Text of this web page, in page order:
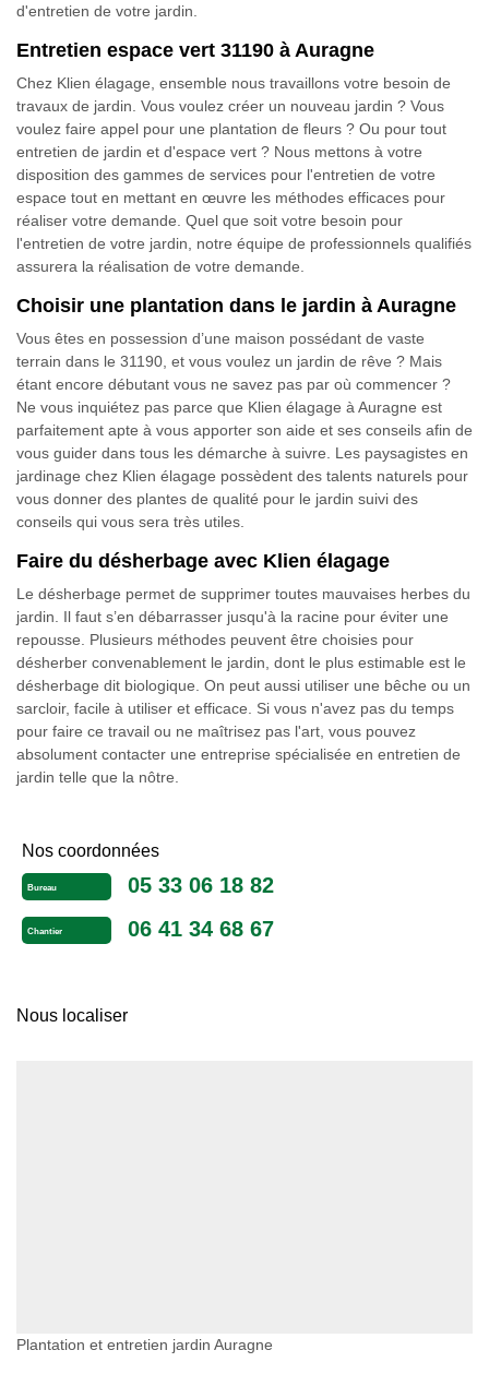
d'entretien de votre jardin.
Entretien espace vert 31190 à Auragne
Chez Klien élagage, ensemble nous travaillons votre besoin de
travaux de jardin. Vous voulez créer un nouveau jardin ? Vous
voulez faire appel pour une plantation de fleurs ? Ou pour tout
entretien de jardin et d'espace vert ? Nous mettons à votre
disposition des gammes de services pour l'entretien de votre
espace tout en mettant en œuvre les méthodes efficaces pour
réaliser votre demande. Quel que soit votre besoin pour
l'entretien de votre jardin, notre équipe de professionnels qualifiés
assurera la réalisation de votre demande.
Choisir une plantation dans le jardin à Auragne
Vous êtes en possession d’une maison possédant de vaste
terrain dans le 31190, et vous voulez un jardin de rêve ? Mais
étant encore débutant vous ne savez pas par où commencer ?
Ne vous inquiétez pas parce que Klien élagage à Auragne est
parfaitement apte à vous apporter son aide et ses conseils afin de
vous guider dans tous les démarche à suivre. Les paysagistes en
jardinage chez Klien élagage possèdent des talents naturels pour
vous donner des plantes de qualité pour le jardin suivi des
conseils qui vous sera très utiles.
Faire du désherbage avec Klien élagage
Le désherbage permet de supprimer toutes mauvaises herbes du
jardin. Il faut s’en débarrasser jusqu'à la racine pour éviter une
repousse. Plusieurs méthodes peuvent être choisies pour
désherber convenablement le jardin, dont le plus estimable est le
désherbage dit biologique. On peut aussi utiliser une bêche ou un
sarcloir, facile à utiliser et efficace. Si vous n'avez pas du temps
pour faire ce travail ou ne maîtrisez pas l'art, vous pouvez
absolument contacter une entreprise spécialisée en entretien de
jardin telle que la nôtre.
Nos coordonnées
Bureau 05 33 06 18 82
Chantier 06 41 34 68 67
Nous localiser
Plantation et entretien jardin Auragne